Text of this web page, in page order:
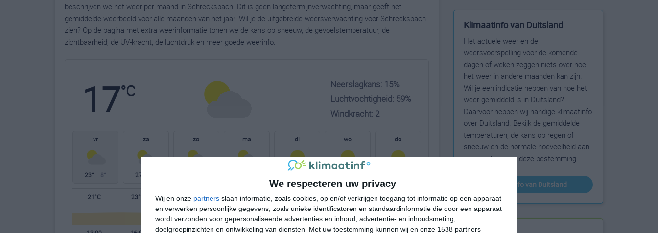
We respecteren uw privacy
Wij en onze partners slaan informatie, zoals cookies, op en/of verkrijgen toegang tot informatie op een apparaat
en verwerken persoonlijke gegevens, zoals unieke identificatoren en standaardinformatie die door een apparaat
wordt verzonden voor gepersonaliseerde advertenties en inhoud, advertentie- en inhoudsmeting,
doelgroepinzichten en ontwikkeling van diensten.
Met uw toestemming kunnen wij en onze 1538 partners
beschrijven we het weer per maand in Schrecksbach. Dit is geen langetermijnverwachting, maar geeft het
gemiddelde weerbeeld voor alle maanden van het jaar. Wil je de uitgebreide weersverwachting voor Schrecksbach
zien? Op de pagina met extra weerinformatie tonen we de kans op sneeuw, de gevoelstemperatuur, de
zichtbaarheid, de UV-kracht, de luchtdruk en meer goede weerinfo.
17°C
Neerslagkans: 15%
Luchtvochtigheid: 59%
Windkracht: 2
vr
23° 8°
za
27°
zo ma di wo do
21°C 23°C 21°C 16°C 11°C 7°C 7°C 19°C
Klimaatinfo van Duitsland
Het actuele weer en de
weersvoorspelling voor de komende
dagen of weken zeggen niets over hoe
het weer in andere maanden kan zijn.
Wil je een indicatie hebben van hoe het
weer gemiddeld is in Duitsland?
Daarvoor hebben wij handige klimaatinfo
over Duitsland. Bekijk de gemiddelde
temperaturen, de kans op regen of
sneeuw en de normale hoeveelheid aan
zonneschijn voor deze bestemming.
klimaatinfo van Duitsland